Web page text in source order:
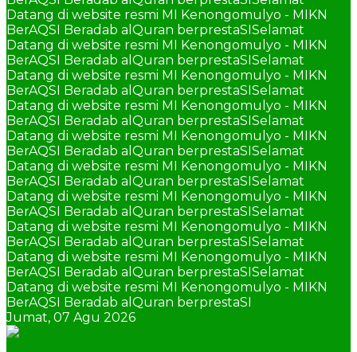
Datang di website resmi MI Kenongomulyo - MIKN
BerAQSI Beradab alQuran berprestaSISelamat
Datang di website resmi MI Kenongomulyo - MIKN
BerAQSI Beradab alQuran berprestaSISelamat
Datang di website resmi MI Kenongomulyo - MIKN
BerAQSI Beradab alQuran berprestaSISelamat
Datang di website resmi MI Kenongomulyo - MIKN
BerAQSI Beradab alQuran berprestaSISelamat
Datang di website resmi MI Kenongomulyo - MIKN
BerAQSI Beradab alQuran berprestaSISelamat
Datang di website resmi MI Kenongomulyo - MIKN
BerAQSI Beradab alQuran berprestaSISelamat
Datang di website resmi MI Kenongomulyo - MIKN
BerAQSI Beradab alQuran berprestaSISelamat
Datang di website resmi MI Kenongomulyo - MIKN
BerAQSI Beradab alQuran berprestaSISelamat
Datang di website resmi MI Kenongomulyo - MIKN
BerAQSI Beradab alQuran berprestaSISelamat
Datang di website resmi MI Kenongomulyo - MIKN
BerAQSI Beradab alQuran berprestaSI
Jumat, 07 Agu 2026